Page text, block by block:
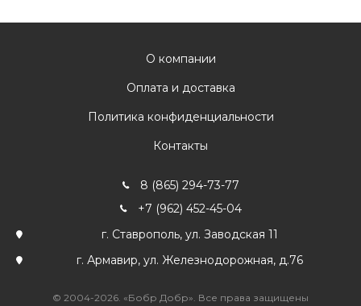
О компании
Оплата и доставка
Политика конфиденциальности
Контакты
8 (865) 294-73-77
+7 (962) 452-45-04
г. Ставрополь, ул. Заводская 11
г. Армавир, ул. Железнодорожная, д.76
© 2004-2026. «Бобр Добр». Все права защищены